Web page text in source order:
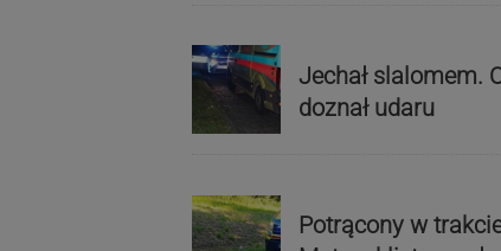
Jechał slalomem.
doznał udaru
Potrącony w